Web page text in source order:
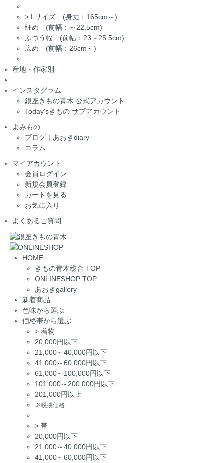
> Lサイズ (身丈：165cm～)
細め (前幅：～22.5cm)
ふつう幅 (前幅：23～25.5cm)
広め (前幅：26cm～)
産地・作家別
インスタグラム
銀座きもの青木 公式アカウント
Today'sきもの サブアカウント
よみもの
ブログ｜あおきdiary
コラム
マイアカウント
会員ログイン
新規会員登録
カートを見る
お気に入り
よくあるご質問
HOME
きもの青木総合 TOP
ONLINESHOP TOP
あおきgallery
新着商品
色味から選ぶ
価格帯から選ぶ
> 着物
20,000円以下
21,000～40,000円以下
41,000～60,000円以下
61,000～100,000円以下
101,000～200,000円以下
201,000円以上
※税抜価格
> 帯
20,000円以下
21,000～40,000円以下
41,000～60,000円以下